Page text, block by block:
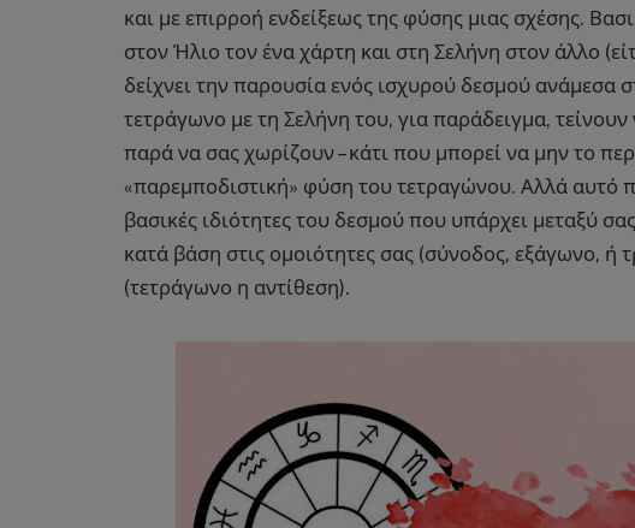
και με επιρροή ενδείξεως της φύσης μιας σχέσης.
στον Ήλιο τον ένα χάρτη και στη Σελήνη στον άλλο
δείχνει την παρουσία ενός ισχυρού δεσμού
τετράγωνο με τη Σελήνη του, για παράδειγμα,
παρά να σας χωρίζουν – κάτι που μπορεί να μην το
«παρεμποδιστική» φύση του τετραγώνου. Αλλά αυτό
βασικές ιδιότητες του δεσμού που υπάρχει μεταξύ
κατά βάση στις ομοιότητες σας (σύνοδος, εξάγωνο, ή
(τετράγωνο η αντίθεση).